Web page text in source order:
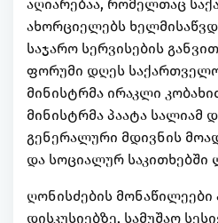
აღიარებაა, რომელთაც
ახორციელებს
საჯარო სერვისების
ფორუმი დღეს
მინისტრმა ირაკლი
მინისტრმა პაატა სალიამ
გენერალური მდივნის
და სოციალურ საკითხებში
ღონისძების
დისკუსიებზე, სამუშაო